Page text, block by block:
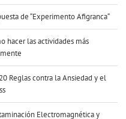
de “Experimento Afigranca“
hacer las actividades más
Reglas contra la Ansiedad y el
Electromagnética y